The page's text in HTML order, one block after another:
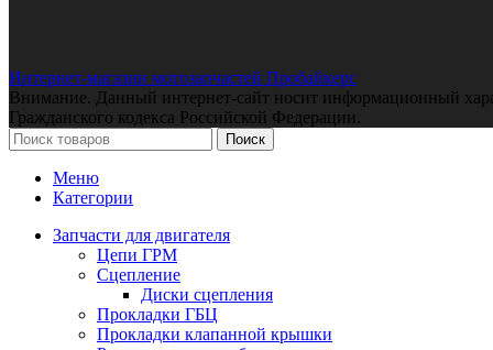
Интернет-магазин мотозапчастей Пробайкерс
Внимание. Данный интернет-сайт носит информационный
Гражданского кодекса Российской Федерации.
Поиск
Меню
Категории
Запчасти для двигателя
Цепи ГРМ
Сцепление
Диски сцепления
Прокладки ГБЦ
Прокладки клапанной крышки